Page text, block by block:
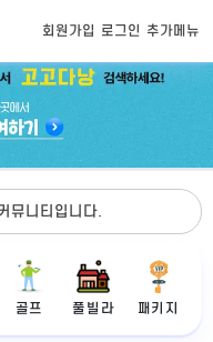
회원가입 로그인 추가메뉴
뮤니티입니다.
골프 풀빌라 패키지